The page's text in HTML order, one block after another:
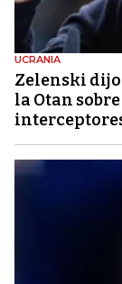
UCRANIA
Zelenski
la Otan